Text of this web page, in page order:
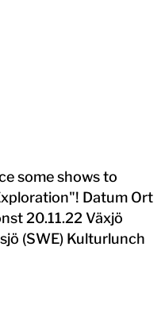
some shows to
Datum Ort
20.11.22 Växjö
(SWE) Kulturlunch